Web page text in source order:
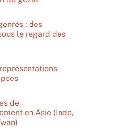
: des
le regard des
de
en Asie (Inde,